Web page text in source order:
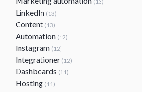
(13)
LinkedIn (13)
Content (13)
Automation (12)
Instagram (12)
Integrationer (12)
Dashboards (11)
Hosting (11)